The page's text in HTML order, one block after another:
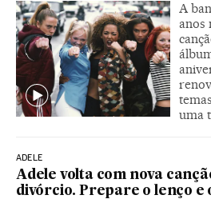
A
anos
uma
ADELE
Adele volta com nova
divórcio. Prepare o lenço e